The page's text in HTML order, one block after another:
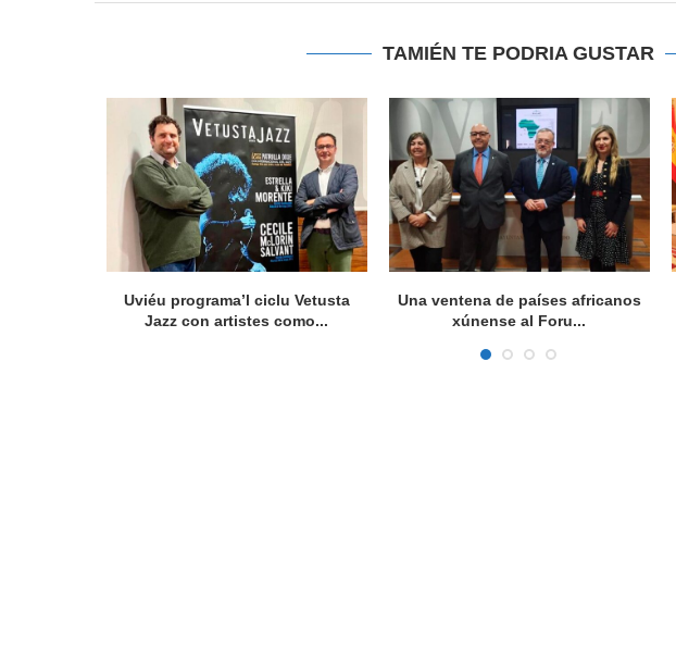
TAMIÉN TE PODRIA GUSTAR
Uviéu programa’l ciclu Vetusta
Jazz con artistes como...
Una ventena de países africanos
xúnense al Foru...